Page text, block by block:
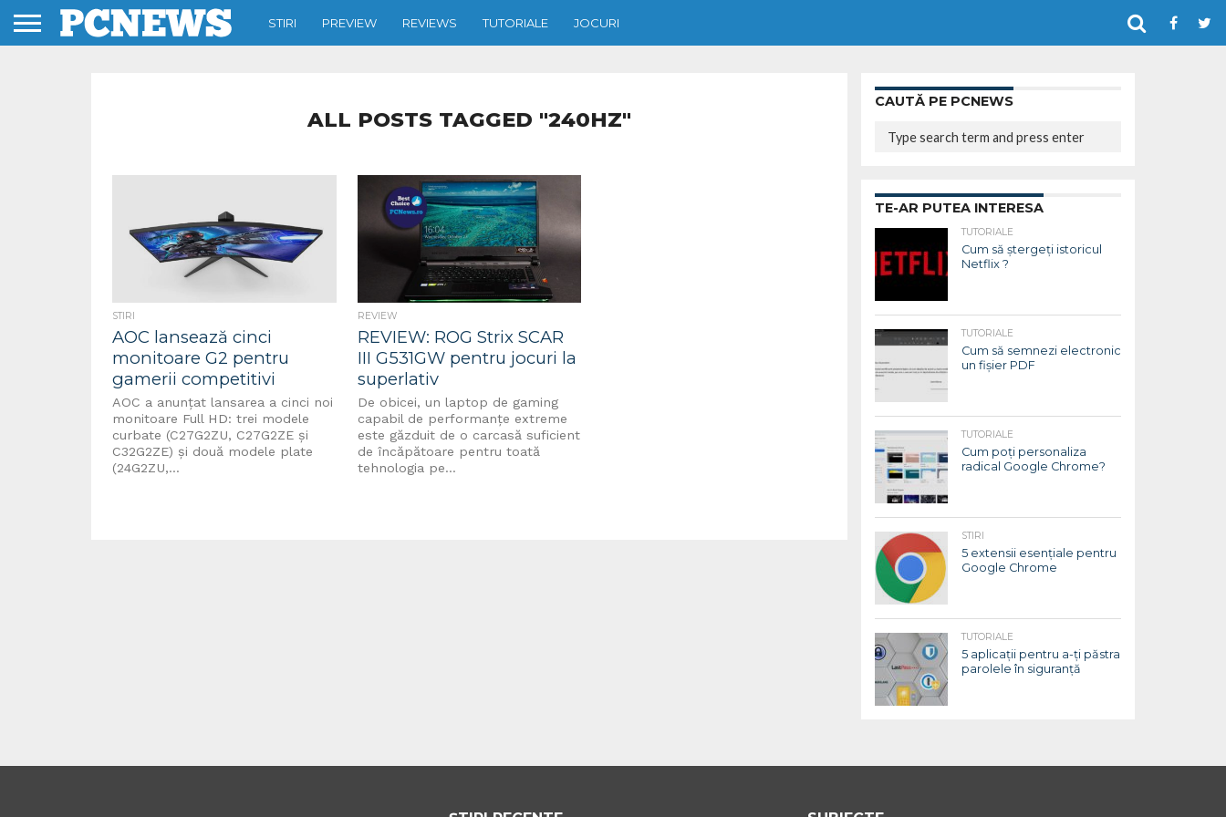
STIRI PREVIEW REVIEWS TUTORIALE JOCURI
ALL POSTS TAGGED "240HZ"
STIRI
AOC lansează cinci
monitoare G2 pentru
gamerii competitivi
AOC a anunțat lansarea a cinci noi
monitoare Full HD: trei modele
curbate (C27G2ZU, C27G2ZE și
C32G2ZE) și două modele plate
(24G2ZU,...
REVIEW
REVIEW: ROG Strix SCAR
III G531GW pentru jocuri la
superlativ
De obicei, un laptop de gaming
capabil de performanțe extreme
este găzduit de o carcasă suficient
de încăpătoare pentru toată
tehnologia pe...
CAUTĂ PE PCNEWS
TE-AR PUTEA INTERESA
TUTORIALE
Cum să ștergeți istoricul
Netflix ?
TUTORIALE
Cum să semnezi electronic
un fișier PDF
TUTORIALE
Cum poți personaliza
radical Google Chrome?
STIRI
5 extensii esențiale pentru
Google Chrome
TUTORIALE
5 aplicații pentru a-ți păstra
parolele în siguranță